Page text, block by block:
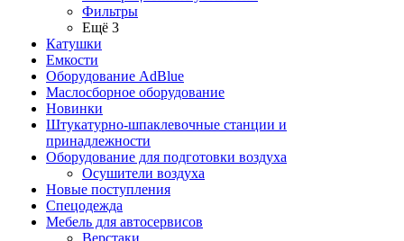
Фильтры
Ещё 3
Катушки
Емкости
Оборудование AdBlue
Маслосборное оборудование
Новинки
Штукатурно-шпаклевочные станции и
принадлежности
Оборудование для подготовки воздуха
Осушители воздуха
Новые поступления
Спецодежда
Мебель для автосервисов
Верстаки